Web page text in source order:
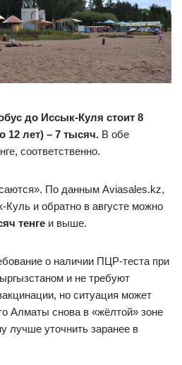
до Иссык-Куля стоит 8
12 лет) – 7 тысяч. В обе
соответственно.
По данным Aviasales.kz,
и обратно в августе можно
тенге и выше.
о наличии ПЦР-теста при
и не требуют
но ситуация может
Алматы снова в «жёлтой» зоне
лучше уточнить заранее в